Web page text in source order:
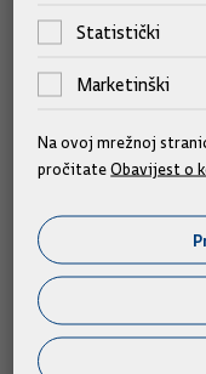
Predsjednik i
Predsjednik Vlade
sudjelovat će na
domovinske
obljetnice Vojno-
Statistički
Marketinški
Na ovoj mrežnoj
pročitateObavijest o